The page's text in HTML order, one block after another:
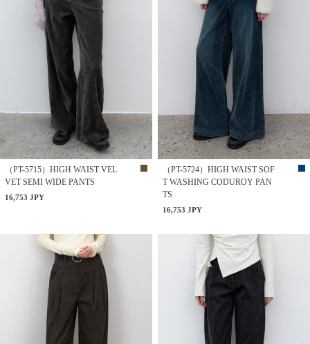
（PT-5715）HIGH WAIST VEL
VET SEMI WIDE PANTS
16,753 JPY
（PT-5724）HIGH WAIST SOF
T WASHING CODUROY PAN
TS
16,753 JPY